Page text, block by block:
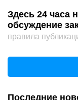
Здесь 24 часа
обсуждение
правила
Последние